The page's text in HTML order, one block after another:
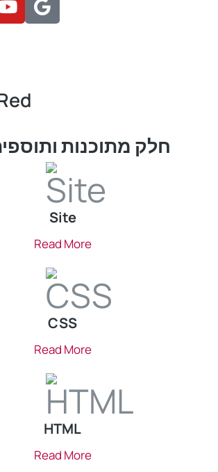
חלק מתוכנות
Site
Read More
CSS
Read More
HTML
Read More